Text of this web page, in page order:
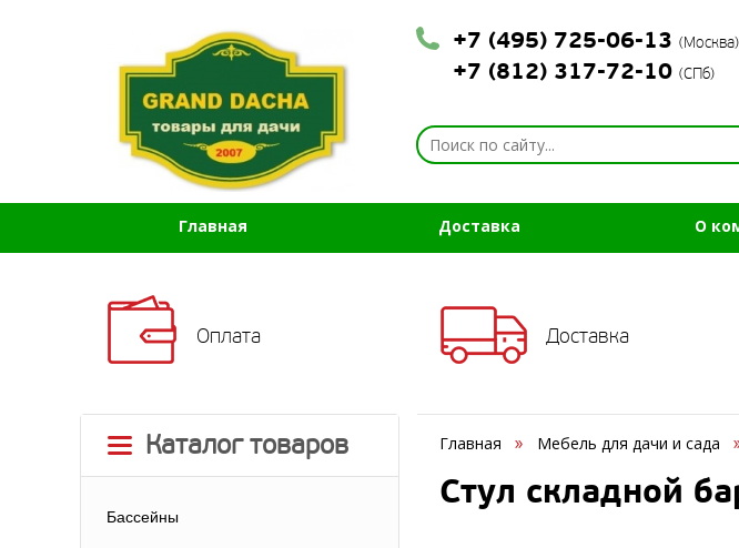
+7 (495) 725-06-13 (Москва)
+7 (812) 317-72-10 (СПб)
Главная Доставка О
Оплата Доставка
Каталог товаров
Бассейны
Главная Мебель для дачи и сада
Стул складной